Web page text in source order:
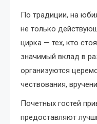
По традиции, на
не только
цирка — тех, кто
значимый вклад в
организуются
чествования,
Почетных гостей
предоставляют